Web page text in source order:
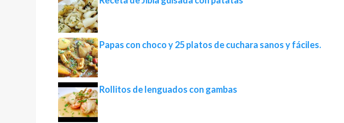
Papas con choco y 25 platos de cuchara sanos y fáciles.
Rollitos de lenguados con gambas